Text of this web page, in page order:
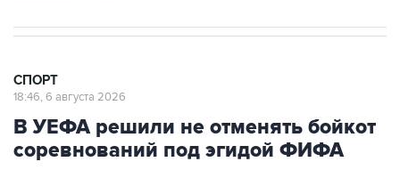
СПОРТ
18:46, 6 августа 2026
В УЕФА решили не отменять бойкот
соревнований под эгидой ФИФА